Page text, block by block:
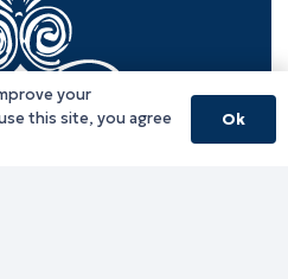
your
this site, you agree
Ok